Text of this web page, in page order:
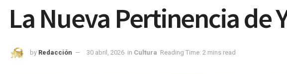
La Nueva Pertinencia de
by Redacción 30 abril, 2026 in Cultura Reading Time: 2 mins read